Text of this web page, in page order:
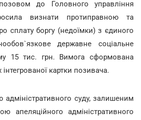
до Головного управління
визнати протиправною та
сплату боргу (недоїмки) з єдиного
державне соціальне
15 тис. грн. Вимога сформована
картки позивача.
адміністративного суду, залишеним
апеляційного адміністративного